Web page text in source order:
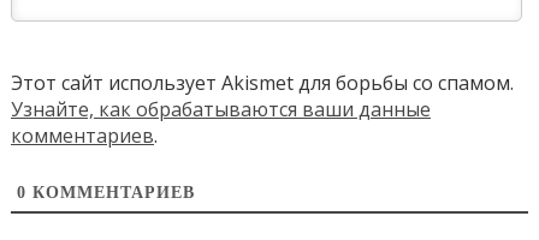
Этот сайт использует Akismet для борьбы со спамом.
Узнайте, как обрабатываются ваши данные
комментариев.
0 КОММЕНТАРИЕВ